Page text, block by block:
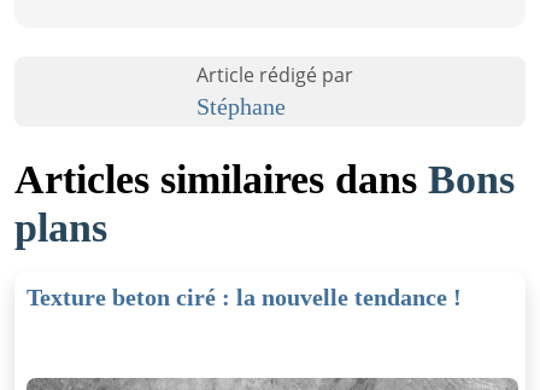
Article rédigé par
Stéphane
Articles similaires dans Bons
plans
Texture beton ciré : la nouvelle tendance !